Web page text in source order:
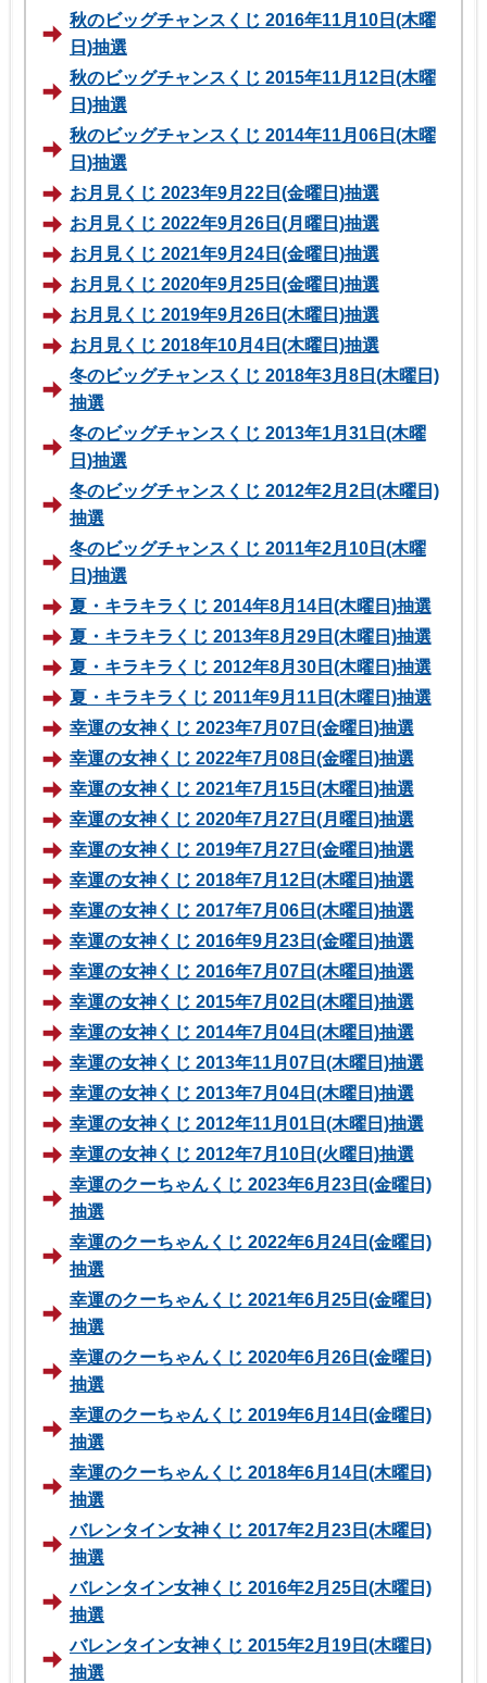
秋のビッグチャンスくじ 2016年11月10日(木曜
日)抽選
秋のビッグチャンスくじ 2015年11月12日(木曜
日)抽選
秋のビッグチャンスくじ 2014年11月06日(木曜
日)抽選
お月見くじ 2023年9月22日(金曜日)抽選
お月見くじ 2022年9月26日(月曜日)抽選
お月見くじ 2021年9月24日(金曜日)抽選
お月見くじ 2020年9月25日(金曜日)抽選
お月見くじ 2019年9月26日(木曜日)抽選
お月見くじ 2018年10月4日(木曜日)抽選
冬のビッグチャンスくじ 2018年3月8日(木曜日)
抽選
冬のビッグチャンスくじ 2013年1月31日(木曜
日)抽選
冬のビッグチャンスくじ 2012年2月2日(木曜日)
抽選
冬のビッグチャンスくじ 2011年2月10日(木曜
日)抽選
夏・キラキラくじ 2014年8月14日(木曜日)抽選
夏・キラキラくじ 2013年8月29日(木曜日)抽選
夏・キラキラくじ 2012年8月30日(木曜日)抽選
夏・キラキラくじ 2011年9月11日(木曜日)抽選
幸運の女神くじ 2023年7月07日(金曜日)抽選
幸運の女神くじ 2022年7月08日(金曜日)抽選
幸運の女神くじ 2021年7月15日(木曜日)抽選
幸運の女神くじ 2020年7月27日(月曜日)抽選
幸運の女神くじ 2019年7月27日(金曜日)抽選
幸運の女神くじ 2018年7月12日(木曜日)抽選
幸運の女神くじ 2017年7月06日(木曜日)抽選
幸運の女神くじ 2016年9月23日(金曜日)抽選
幸運の女神くじ 2016年7月07日(木曜日)抽選
幸運の女神くじ 2015年7月02日(木曜日)抽選
幸運の女神くじ 2014年7月04日(木曜日)抽選
幸運の女神くじ 2013年11月07日(木曜日)抽選
幸運の女神くじ 2013年7月04日(木曜日)抽選
幸運の女神くじ 2012年11月01日(木曜日)抽選
幸運の女神くじ 2012年7月10日(火曜日)抽選
幸運のクーちゃんくじ 2023年6月23日(金曜日)
抽選
幸運のクーちゃんくじ 2022年6月24日(金曜日)
抽選
幸運のクーちゃんくじ 2021年6月25日(金曜日)
抽選
幸運のクーちゃんくじ 2020年6月26日(金曜日)
抽選
幸運のクーちゃんくじ 2019年6月14日(金曜日)
抽選
幸運のクーちゃんくじ 2018年6月14日(木曜日)
抽選
バレンタイン女神くじ 2017年2月23日(木曜日)
抽選
バレンタイン女神くじ 2016年2月25日(木曜日)
抽選
バレンタイン女神くじ 2015年2月19日(木曜日)
抽選